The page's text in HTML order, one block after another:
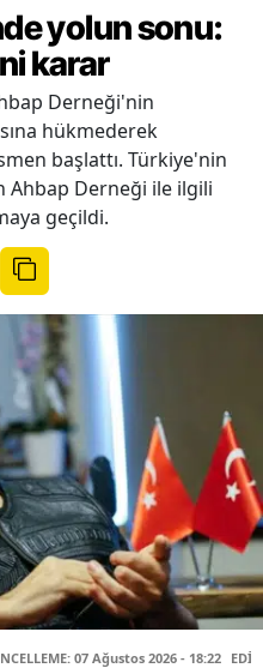
yolun sonu:
karar
Derneği'nin
hükmederek
başlattı. Türkiye'nin
Derneği ile ilgili
geçildi.
07 Ağustos 2026 - 18:22